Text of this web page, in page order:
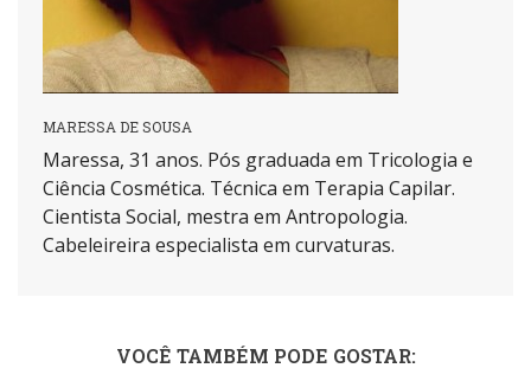
MARESSA DE SOUSA
Maressa, 31 anos. Pós graduada em Tricologia e
Ciência Cosmética. Técnica em Terapia Capilar.
Cientista Social, mestra em Antropologia.
Cabeleireira especialista em curvaturas.
VOCÊ TAMBÉM PODE GOSTAR: